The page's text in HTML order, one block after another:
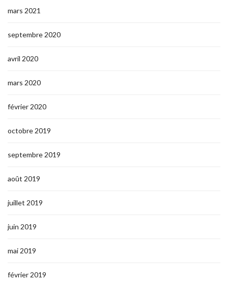
mars 2021
septembre 2020
avril 2020
mars 2020
février 2020
octobre 2019
septembre 2019
août 2019
juillet 2019
juin 2019
mai 2019
février 2019